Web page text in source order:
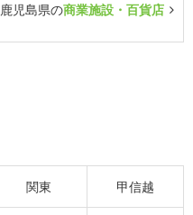
鹿児島県の商業施設・百貨店
関東 甲信越